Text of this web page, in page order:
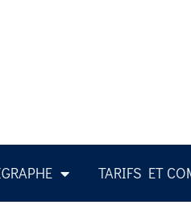
TARIFS ET